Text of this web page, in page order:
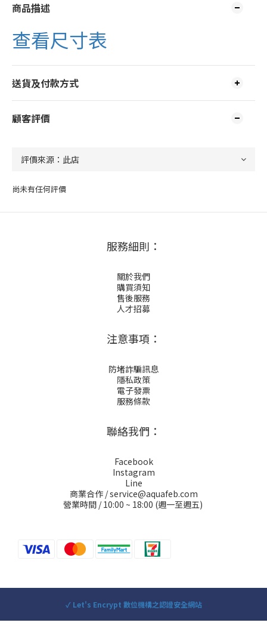
商品描述
查看尺寸表
送貨及付款方式
顧客評價
尚未有任何評價
服務細則：
關於我們
購買須知
售後服務
人才招募
注意事項：
防堵詐騙訊息
隱私政策
電子發票
服務條款
聯絡我們：
Facebook
Instagram
Line
商業合作 / service@aquafeb.com
營業時間 / 10:00 ~ 18:00 (週一至週五)
✓ Let's Encrypt 數位機構之認證安全網站